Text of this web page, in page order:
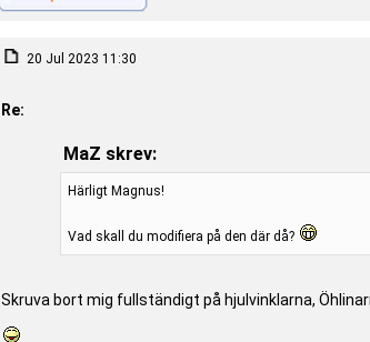
20 Jul 2023 11:30
Re:
MaZ skrev:
Härligt Magnus!
Vad skall du modifiera på den där då?
Skruva bort mig fullständigt på hjulvinklarna,